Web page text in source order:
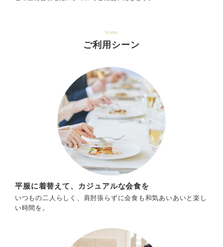
Scene
ご利用シーン
平服に着替えて、カジュアルな会食を
いつもの二人らしく、肩肘張らずに会食も和気あいあいと楽し
い時間を。